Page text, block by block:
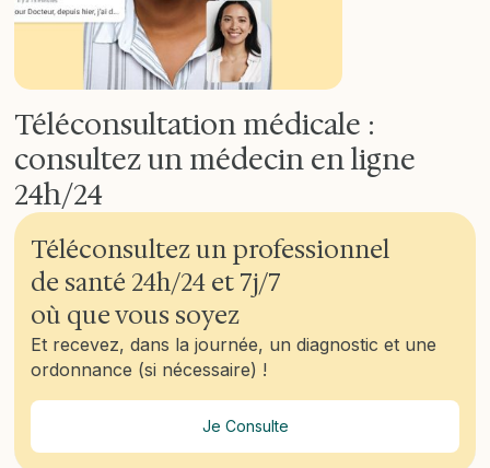
Téléconsultation médicale :
consultez un médecin en ligne
24h/24
Téléconsultez un professionnel
de santé 24h/24 et 7j/7
où que vous soyez
Et recevez, dans la journée, un diagnostic et une
ordonnance (si nécessaire) !
Je Consulte